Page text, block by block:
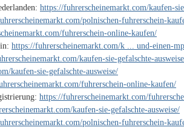
https://fuhrerscheinemarkt.com/kaufen-
polnischen-fuhrerschein-
fuhrerschein-online-kaufen/
https://fuhrerscheinemarkt.com/k ... und-einen-
kaufen-sie-gefalschte-
kaufen-sie-gefalschte-ausweise/
fuhrerschein-online-kaufen/
https://fuhrerscheinemarkt.com/
kaufen-sie-gefalschte-ausweise/
polnischen-fuhrerschein-